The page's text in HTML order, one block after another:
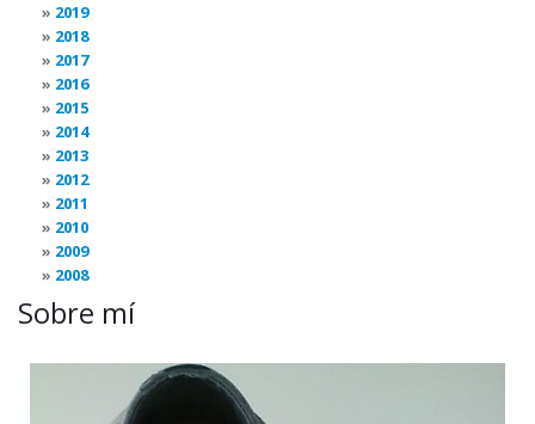
2019
2018
2017
2016
2015
2014
2013
2012
2011
2010
2009
2008
Sobre mí